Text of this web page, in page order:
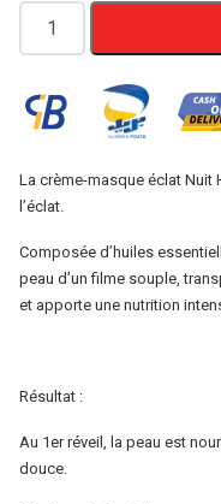
quantité
de
Extraordinaire
Masque
Éclat
Nuit
50ml
L'Oréal
La crème-masque éclat Nuit
l’éclat.
Composée d’huiles
peau d’un filme souple,
et apporte une nutrition
Résultat :
Au 1er réveil, la peau est
douce.